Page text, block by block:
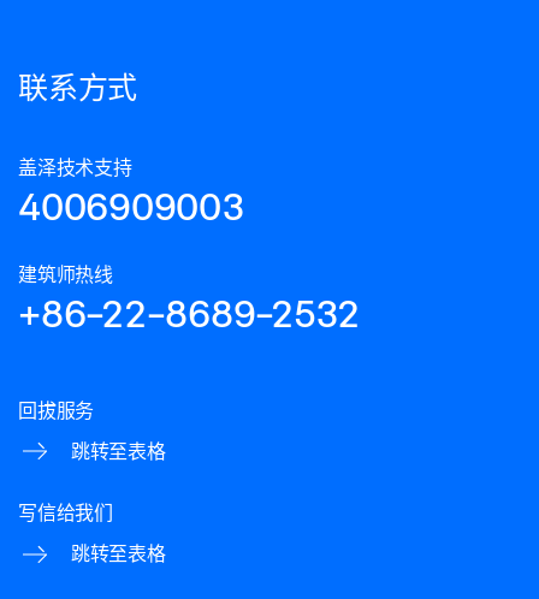
联系方式
盖泽技术支持
4006909003
建筑师热线
+86-22-8689-2532
回拔服务
跳转至表格
写信给我们
跳转至表格